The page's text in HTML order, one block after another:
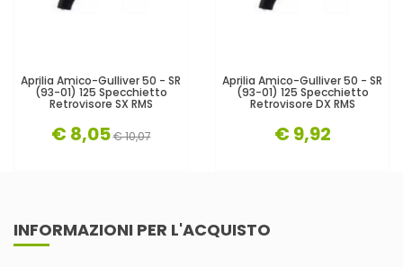
Aprilia Amico-Gulliver 50 - SR
(93-01) 125 Specchietto
Retrovisore SX RMS
€ 8,05€ 10,07
Aprilia Amico-Gulliver 50 - SR
(93-01) 125 Specchietto
Retrovisore DX RMS
€ 9,92
INFORMAZIONI PER L'ACQUISTO